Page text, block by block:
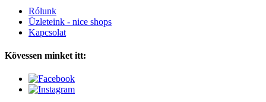
Rólunk
Üzleteink - nice shops
Kapcsolat
Kövessen minket itt: